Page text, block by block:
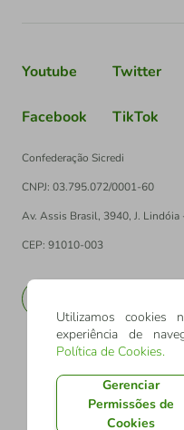
Youtube Twitter
Facebook TikTok
Confederação Sicredi
CNPJ: 03.795.072/0001-60
Av. Assis Brasil, 3940, J.
CEP: 91010-003
Utilizamos cookies
experiência de
Política de Cookies.
Gerenciar
Permissões de
Cookies